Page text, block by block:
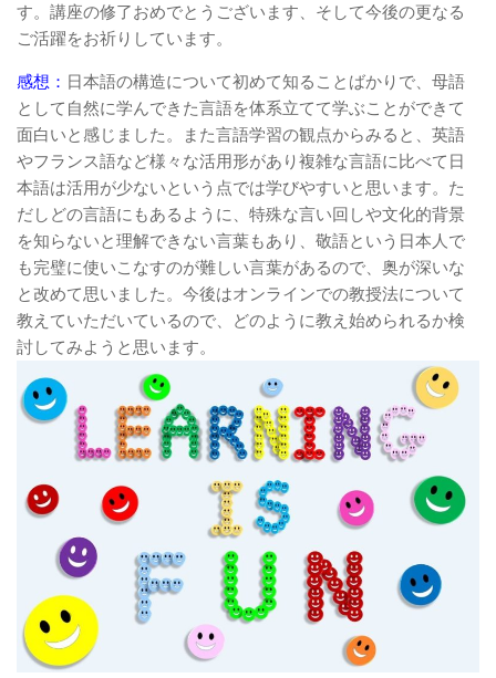
す。講座の修了おめでとうございます、そして今後の更なる
ご活躍をお祈りしています。
感想： 日本語の構造について初めて知ることばかりで、母語
として自然に学んできた言語を体系立てて学ぶことができて
面白いと感じました。また言語学習の観点からみると、英語
やフランス語など様々な活用形があり複雑な言語に比べて日
本語は活用が少ないという点では学びやすいと思います。た
だしどの言語にもあるように、特殊な言い回しや文化的背景
を知らないと理解できない言葉もあり、敬語という日本人で
も完璧に使いこなすのが難しい言葉があるので、奥が深いな
と改めて思いました。今後はオンラインでの教授法について
教えていただいているので、どのように教え始められるか検
討してみようと思います。